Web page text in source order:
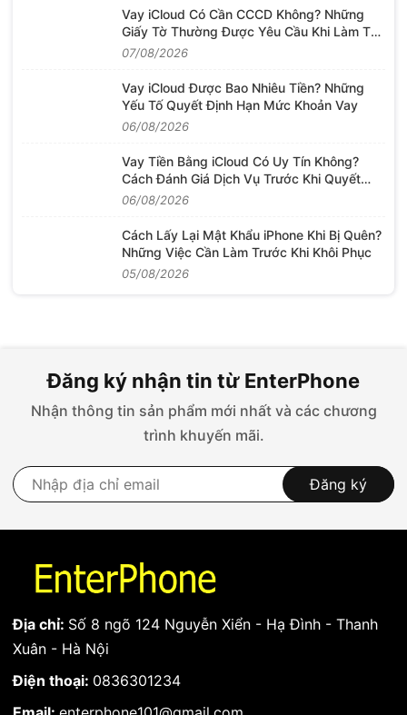
Vay iCloud Có Cần CCCD Không? Những
Giấy Tờ Thường Được Yêu Cầu Khi Làm Thủ
Tục
07/08/2026
Vay iCloud Được Bao Nhiêu Tiền? Những
Yếu Tố Quyết Định Hạn Mức Khoản Vay
06/08/2026
Vay Tiền Bằng iCloud Có Uy Tín Không?
Cách Đánh Giá Dịch Vụ Trước Khi Quyết
Định
06/08/2026
Cách Lấy Lại Mật Khẩu iPhone Khi Bị Quên?
Những Việc Cần Làm Trước Khi Khôi Phục
05/08/2026
Đăng ký nhận tin từ EnterPhone
Nhận thông tin sản phẩm mới nhất và các chương
trình khuyến mãi.
Đăng ký
Địa chỉ: Số 8 ngõ 124 Nguyễn Xiển - Hạ Đình - Thanh
Xuân - Hà Nội
Điện thoại: 0836301234